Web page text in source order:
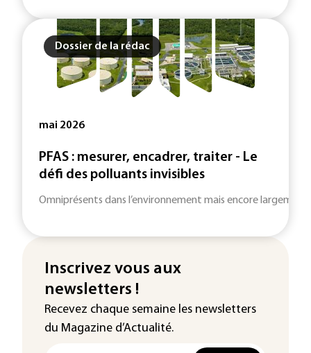
Dossier de la rédac
mai 2026
PFAS : mesurer, encadrer, traiter - Le
défi des polluants invisibles
Omniprésents dans l’environnement mais encore
Inscrivez vous aux
newsletters !
Recevez chaque semaine les newsletters
du Magazine d’Actualité.